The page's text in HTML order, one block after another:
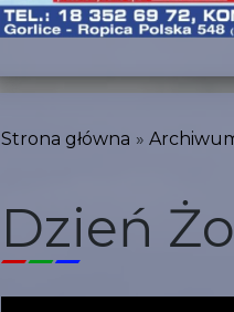
Strona główna
Dzień